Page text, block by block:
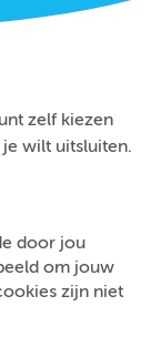
zelf kiezen
wilt uitsluiten.
door jou
om jouw
zijn niet